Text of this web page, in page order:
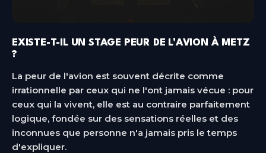
EXISTE-T-IL UN STAGE PEUR DE L'AVION À METZ
?
La peur de l'avion est souvent décrite comme
irrationnelle par ceux qui ne l'ont jamais vécue : pour
ceux qui la vivent, elle est au contraire parfaitement
logique, fondée sur des sensations réelles et des
inconnues que personne n'a jamais pris le temps
d'expliquer.